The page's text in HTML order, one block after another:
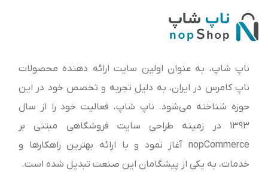
ناپ شاپ، به عنوان اولین سایت ارائه‌ دهنده محصولات
ناپ کامرس در ایران، به دلیل تجربه و تخصص خود در این
حوزه شناخته می‌شود. ناپ شاپ، فعالیت خود را از سال
1393 در زمینه طراحی سایت فروشگاهی مبتنی بر
nopCommerce آغاز نمود و با ارائه بهترین راهکارها و
خدمات، به یکی از پیشگامان این صنعت تبدیل شده است.